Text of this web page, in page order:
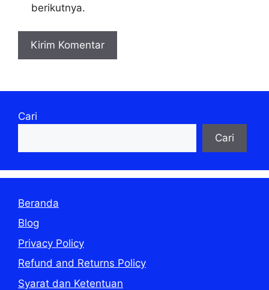
berikutnya.
Cari
Cari
Beranda
Blog
Privacy Policy
Refund and Returns Policy
Syarat dan Ketentuan